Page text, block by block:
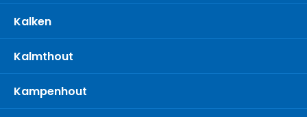
Kalken
Kalmthout
Kampenhout